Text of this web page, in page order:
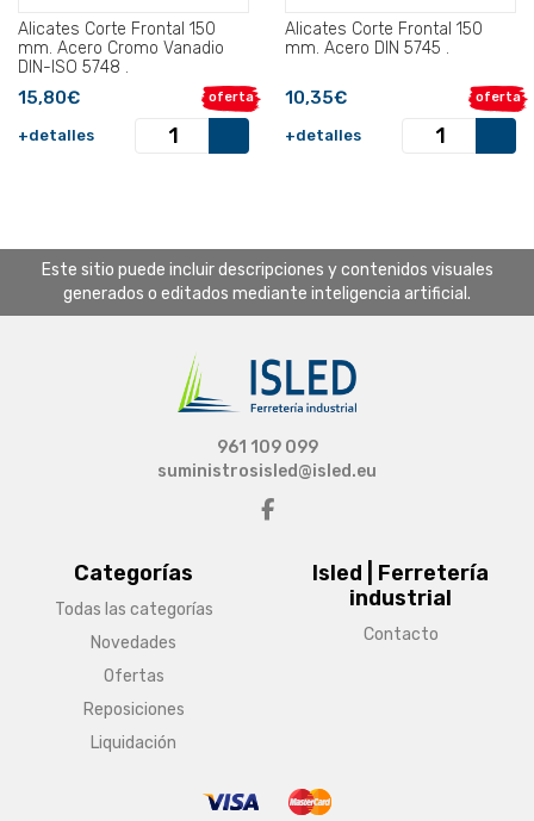
Alicates Corte Frontal 150
mm. Acero Cromo Vanadio
DIN-ISO 5748 .
oferta
15,80€
+detalles
Alicates Corte Frontal 150
mm. Acero DIN 5745 .
oferta
10,35€
+detalles
Este sitio puede incluir descripciones y contenidos visuales
generados o editados mediante inteligencia artificial.
Categorías
Todas las categorías
Novedades
Ofertas
Reposiciones
Liquidación
Isled | Ferretería
industrial
Contacto
961 109 099
suministrosisled@isled.eu